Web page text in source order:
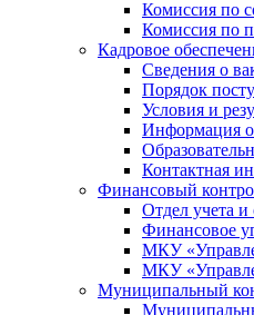
Комиссия по
Комиссия по
Кадровое
Сведения о
Порядок
Условия и
Информация о
Контактная
Финансовый
Отдел учета и
Финансовое
МКУ
МКУ
Муниципальный